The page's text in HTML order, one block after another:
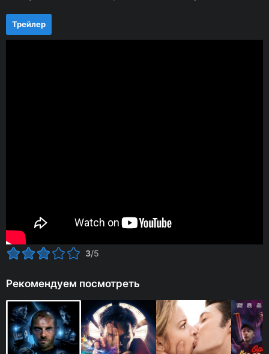
Трейлер
3/5
Рекомендуем посмотреть